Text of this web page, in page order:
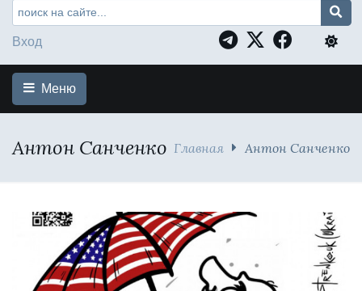
Вход
Меню
Антон Санченко Главная Антон Санченко